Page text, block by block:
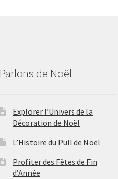
Parlons de Noël
Explorer l’Univers de la
Décoration de Noël
L’Histoire du Pull de Noël
Profiter des Fêtes de Fin
d’Année